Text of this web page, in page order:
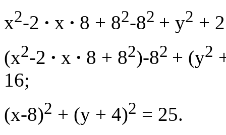
x2-2 ∙ х ∙ 8 + 82-82 + y2 +
(x2-2 ∙ х ∙ 8 + 82)-82 + (y2
16;
(х-8)2 + (у + 4)2 = 25.